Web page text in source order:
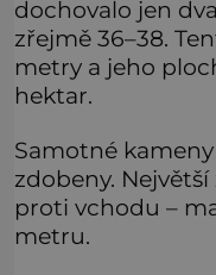
dochovalo jen
zřejmě 36–38.
metry a jeho
hektar.
Samotné
zdobeny.
proti vchodu –
metru.